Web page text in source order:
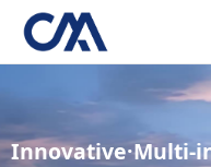
Innovative·Multi-